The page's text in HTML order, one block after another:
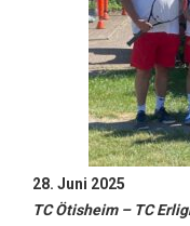
28. Juni 2025
TC Ötisheim – TC